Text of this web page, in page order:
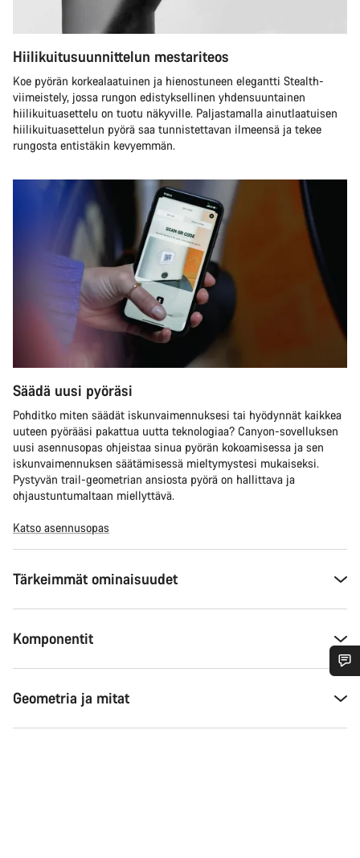
Hiilikuitusuunnittelun mestariteos
Koe pyörän korkealaatuinen ja hienostuneen elegantti Stealth-
viimeistely, jossa rungon edistyksellinen yhdensuuntainen
hiilikuituasettelu on tuotu näkyville. Paljastamalla ainutlaatuisen
hiilikuituasettelun pyörä saa tunnistettavan ilmeensä ja tekee
rungosta entistäkin kevyemmän.
Säädä uusi pyöräsi
Pohditko miten säädät iskunvaimennuksesi tai hyödynnät kaikkea
uuteen pyörääsi pakattua uutta teknologiaa? Canyon-sovelluksen
uusi asennusopas ohjeistaa sinua pyörän kokoamisessa ja sen
iskunvaimennuksen säätämisessä mieltymystesi mukaiseksi.
Pystyvän trail-geometrian ansiosta pyörä on hallittava ja
ohjaustuntumaltaan miellyttävä.
Katso asennusopas
Tärkeimmät ominaisuudet
Komponentit
Geometria ja mitat
Tarvitsetko apua?